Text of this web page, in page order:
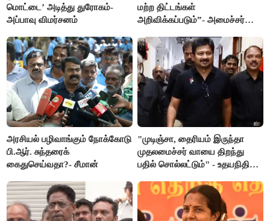
மொட்டை’ அடித்து துரோகம்-
அப்பாவு விமர்சனம்
மற்ற திட்டங்கள்
அறிவிக்கப்படும்”- அமைச்சர்
அரசியல் பழிவாங்கும் நோக்கோடு
பி.ஆர். சுந்தரைக்
கைதுசெய்வதா?- சீமான்
"முடிஞ்சா, தைரியம் இருந்தா
முதலமைச்சர் வாயை திறந்து
பதில் சொல்லட்டும்" - உதயநிதி